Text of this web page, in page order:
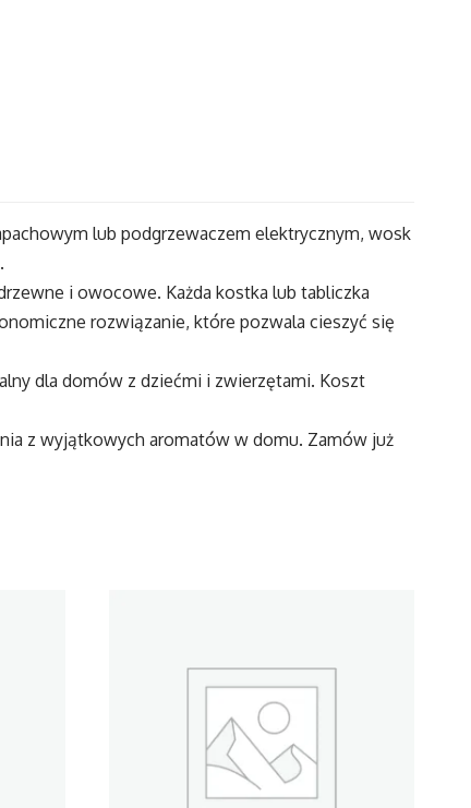
lub podgrzewaczem elektrycznym, wosk
i owocowe. Każda kostka lub tabliczka
rozwiązanie, które pozwala cieszyć się
dla domów z dziećmi i zwierzętami. Koszt
z wyjątkowych aromatów w domu. Zamów już